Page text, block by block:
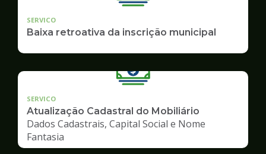
SERVICO
Baixa retroativa da inscrição municipal
SERVICO
Atualização Cadastral do Mobiliário
Dados Cadastrais, Capital Social e Nome
Fantasia